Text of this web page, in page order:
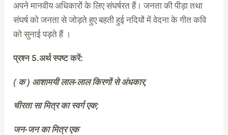
अपने मानवीय अधिकारों के लिए संघर्षरत हैं। जनता की पीड़ा तथा
संघर्ष को जनता से जोड़ते हुए बहती हुई नदियों में वेदना के गीत कवि
को सुनाई पड़ते हैं ।
प्रश्न 5.अर्थ स्पष्ट करें:
( क ) आशामयी लाल-लाल किरणों से अंधकार,
चीरता सा मित्र का स्वर्ग एक;
जन-जन का मित्र एक